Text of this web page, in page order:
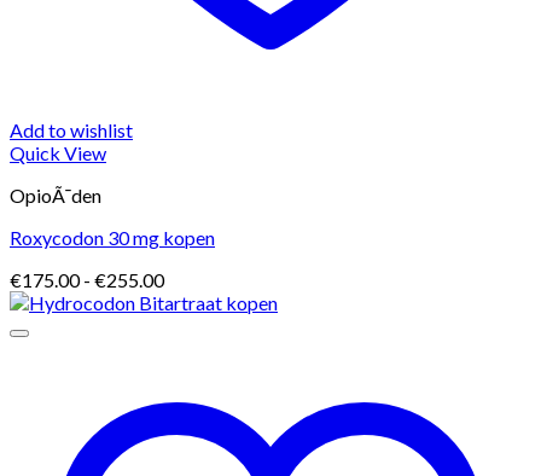
Add to wishlist
Quick View
OpioÃ¯den
Roxycodon 30 mg kopen
€175.00 - €255.00Prijsklasse:
€175.00